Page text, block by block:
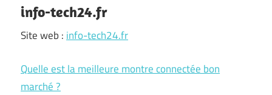
info-tech24.fr
Site web : info-tech24.fr
Quelle est la meilleure montre connectée bon
marché ?